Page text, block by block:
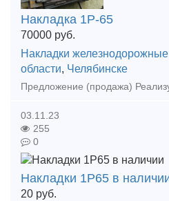
Накладка 1Р-65
70000 руб.
Накладки железнодорожные
области, Челябинске
03.11.23
255
0
Накладки 1Р65 в
20 руб.